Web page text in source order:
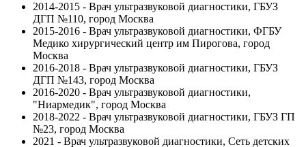
2014-2015 - Врач ультразвуковой диагностики, ГБУЗ
ДГП №110, город Москва
2015-2016 - Врач ультразвуковой диагностики, ФГБУ
Медико хирургический центр им Пирогова, город
Москва
2016-2018 - Врач ультразвуковой диагностики, ГБУЗ
ДГП №143, город Москва
2016-2020 - Врач ультразвуковой диагностики,
"Ниармедик", город Москва
2018-2022 - Врач ультразвуковой диагностики, ГБУЗ ГП
№23, город Москва
2021 - Врач ультразвуковой диагностики, Сеть детских